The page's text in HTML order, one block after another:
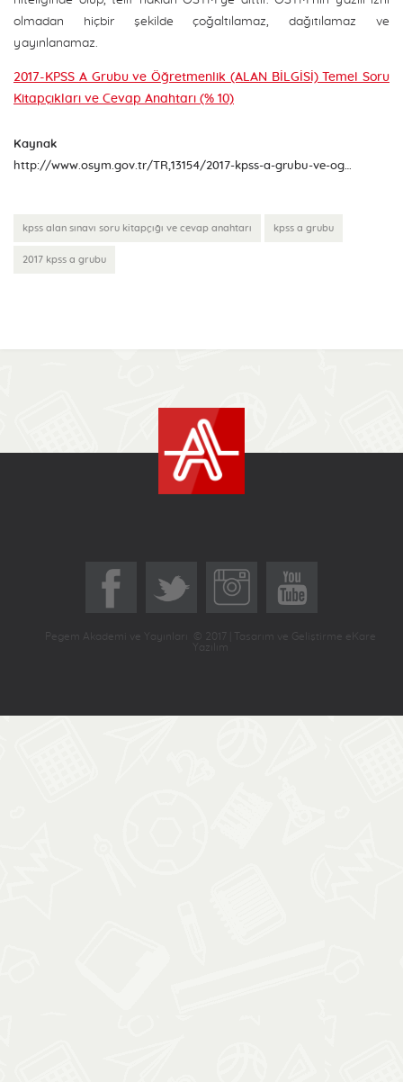
olmadan hiçbir şekilde çoğaltılamaz, dağıtılamaz ve
yayınlanamaz.
2017-KPSS A Grubu ve Öğretmenlik (ALAN BİLGİSİ) Temel Soru
Kitapçıkları ve Cevap Anahtarı (% 10)
Kaynak
http://www.osym.gov.tr/TR,13154/2017-kpss-a-grubu-ve-ogretmenlik-alan-bilgisi-temel-soru-kitapciklarinin-ve-cevap-anahtarinin-yayimlanmasi-31052017.html
kpss alan sınavı soru kitapçığı ve cevap anahtarı kpss a grubu
2017 kpss a grubu
Pegem Akademi ve Yayınları © 2017 | Tasarım ve Geliştirme eKare
Yazılım